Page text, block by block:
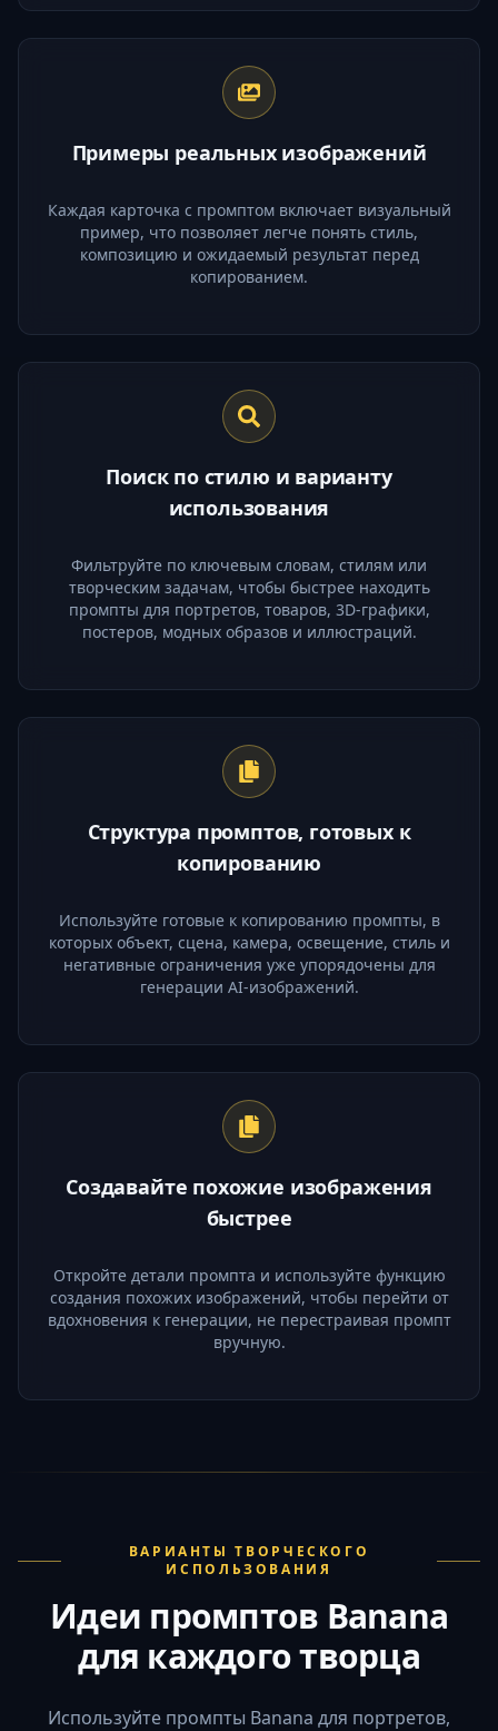
Примеры реальных изображений
Каждая карточка с промптом включает визуальный
пример, что позволяет легче понять стиль,
композицию и ожидаемый результат перед
копированием.
Поиск по стилю и варианту
использования
Фильтруйте по ключевым словам, стилям или
творческим задачам, чтобы быстрее находить
промпты для портретов, товаров, 3D-графики,
постеров, модных образов и иллюстраций.
Структура промптов, готовых к
копированию
Используйте готовые к копированию промпты, в
которых объект, сцена, камера, освещение, стиль и
негативные ограничения уже упорядочены для
генерации AI-изображений.
Создавайте похожие изображения
быстрее
Откройте детали промпта и используйте функцию
создания похожих изображений, чтобы перейти от
вдохновения к генерации, не перестраивая промпт
вручную.
ВАРИАНТЫ ТВОРЧЕСКОГО
ИСПОЛЬЗОВАНИЯ
Идеи промптов Banana
для каждого творца
Используйте промпты Banana для портретов,